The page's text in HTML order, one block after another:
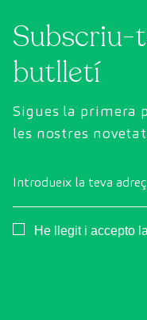
Subscriu-
butlletí
Sigues la primera
les nostres
Introdueix la teva
Consentimiento
He llegit i accepto la